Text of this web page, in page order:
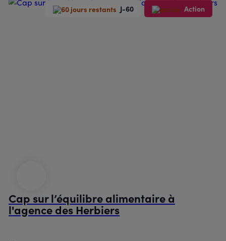
J-60 Action
Cap sur l’équilibre alimentaire à
l'agence des Herbiers